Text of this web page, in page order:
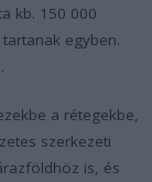
kb. 150 000
egyben.
a rétegekbe,
szerkezeti
is, és